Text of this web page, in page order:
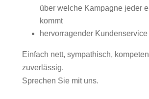
über welche Kampagne jeder
kommt
hervorragender Kundenservice
Einfach nett, sympathisch,
zuverlässig.
Sprechen Sie mit uns.